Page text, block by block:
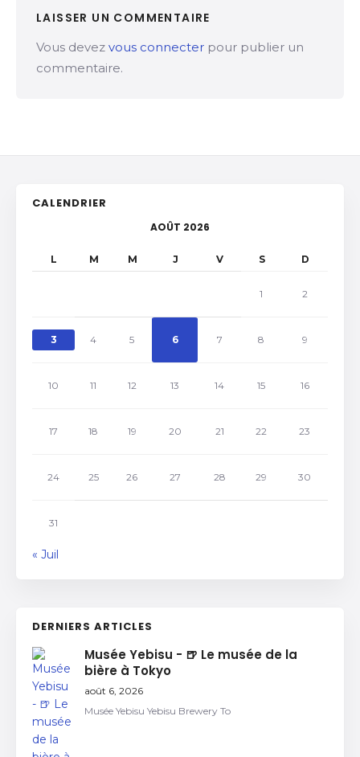
LAISSER UN COMMENTAIRE
Vous devez vous connecter pour publier un
commentaire.
CALENDRIER
AOÛT 2026
L M M J V S D
1 2
3 4 5 6 7 8 9
10 11 12 13 14 15 16
17 18 19 20 21 22 23
24 25 26 27 28 29 30
31
« Juil
DERNIERS ARTICLES
Musée Yebisu - 🍺 Le musée de la
bière à Tokyo
août 6, 2026
Musée Yebisu Yebisu Brewery To